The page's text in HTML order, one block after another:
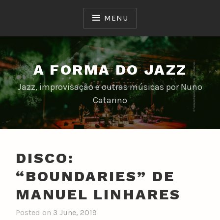
MENU
A FORMA DO JAZZ
Jazz, improvisação e outras músicas por Nuno
Catarino
DISCO:
“BOUNDARIES” DE
MANUEL LINHARES
Posted on 3 June, 2019